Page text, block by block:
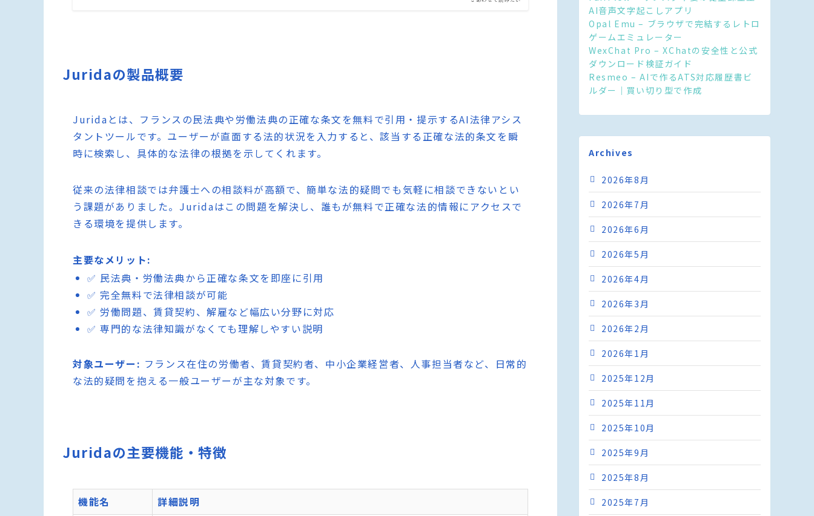
Juridaの製品概要
Juridaとは、フランスの民法典や労働法典の正確な条文を無料で引用・提示するAI法律アシス
タントツールです。ユーザーが直面する法的状況を入力すると、該当する正確な法的条文を瞬
時に検索し、具体的な法律の根拠を示してくれます。
従来の法律相談では弁護士への相談料が高額で、簡単な法的疑問でも気軽に相談できないとい
う課題がありました。Juridaはこの問題を解決し、誰もが無料で正確な法的情報にアクセスで
きる環境を提供します。
主要なメリット:
✅ 民法典・労働法典から正確な条文を即座に引用
✅ 完全無料で法律相談が可能
✅ 労働問題、賃貸契約、解雇など幅広い分野に対応
✅ 専門的な法律知識がなくても理解しやすい説明
対象ユーザー: フランス在住の労働者、賃貸契約者、中小企業経営者、人事担当者など、日常的
な法的疑問を抱える一般ユーザーが主な対象です。
Juridaの主要機能・特徴
機能名
詳細説明
AI音声文字起こしアプリ
Opal Emu – ブラウザで完結するレトロ
ゲームエミュレーター
WexChat Pro – XChatの安全性と公式
ダウンロード検証ガイド
Resmeo – AIで作るATS対応履歴書ビ
ルダー｜買い切り型で作成
Archives
2026年8月
2026年7月
2026年6月
2026年5月
2026年4月
2026年3月
2026年2月
2026年1月
2025年12月
2025年11月
2025年10月
2025年9月
2025年8月
2025年7月